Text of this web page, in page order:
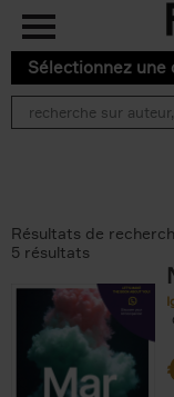
Aller au contenu
Sélectionnez une
Résultats de
5 résultats